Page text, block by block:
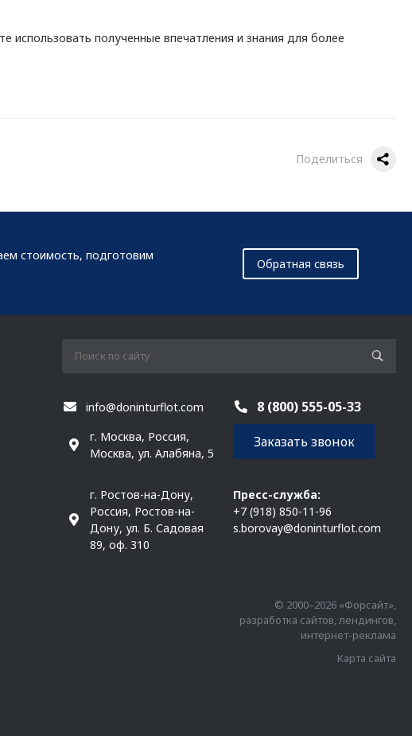
полученные впечатления и знания для более
Поделиться
стоимость, подготовим
Обратная связь
info@doninturflot.com 8 (800) 555-05-33
г. Москва, Россия,
Москва, ул. Алабяна, 5
г. Ростов-на-Дону,
Россия, Ростов-на-
Дону, ул. Б. Садовая
89, оф. 310
Заказать звонок
Пресс-служба:
+7 (918) 850-11-96
s.borovay@doninturflot.com
© 2000–2026 «Форсайт»,
разработка сайтов, лендингов,
интернет-реклама
Карта сайта